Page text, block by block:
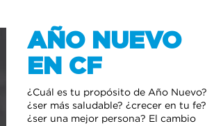
AÑO NUEVO
EN CF
¿Cuál es tu propósito de Año Nuevo?
¿ser más saludable? ¿crecer en tu fe?
¿ser una mejor persona? El cambio